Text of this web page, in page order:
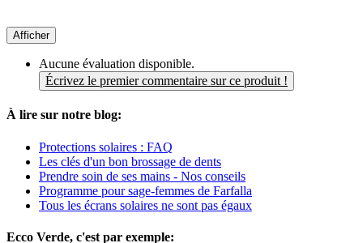
Afficher
Aucune évaluation disponible.
Écrivez le premier commentaire sur ce produit !
À lire sur notre blog:
Protections solaires : FAQ
Les clés d'un bon brossage de dents
Prendre soin de ses mains - Nos conseils
Programme pour sage-femmes de Farfalla
Tous les écrans solaires ne sont pas égaux
Ecco Verde, c'est par exemple: